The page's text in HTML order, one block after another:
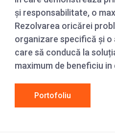
și responsabilitate, o
Rezolvarea oricărei
organizare specifică și
care să conducă la
maximum de beneficiu
Portofoliu